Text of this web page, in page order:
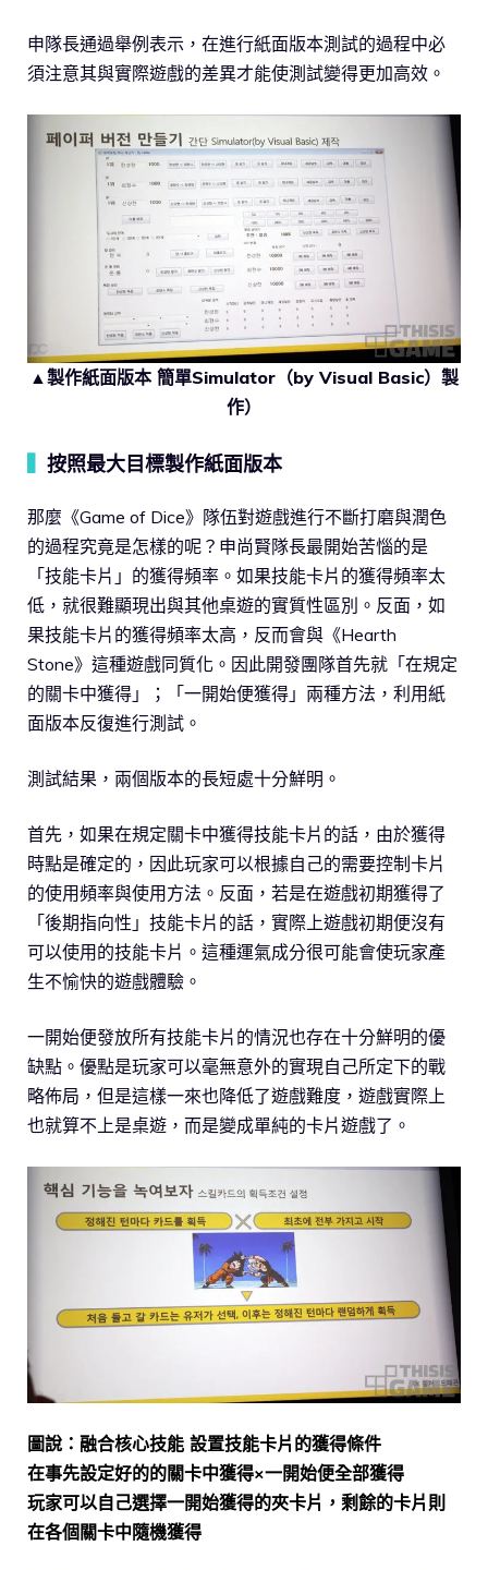
申隊長通過舉例表示，在進行紙面版本測試的過程中必
須注意其與實際遊戲的差異才能使測試變得更加高效。
▲製作紙面版本 簡單Simulator（by Visual Basic）製
作）
按照最大目標製作紙面版本
那麼《Game of Dice》隊伍對遊戲進行不斷打磨與潤色
的過程究竟是怎樣的呢？申尚賢隊長最開始苦惱的是
「技能卡片」的獲得頻率。如果技能卡片的獲得頻率太
低，就很難顯現出與其他桌遊的實質性區別。反面，如
果技能卡片的獲得頻率太高，反而會與《Hearth
Stone》這種遊戲同質化。因此開發團隊首先就「在規定
的關卡中獲得」；「一開始便獲得」兩種方法，利用紙
面版本反復進行測試。
測試結果，兩個版本的長短處十分鮮明。
首先，如果在規定關卡中獲得技能卡片的話，由於獲得
時點是確定的，因此玩家可以根據自己的需要控制卡片
的使用頻率與使用方法。反面，若是在遊戲初期獲得了
「後期指向性」技能卡片的話，實際上遊戲初期便沒有
可以使用的技能卡片。這種運氣成分很可能會使玩家產
生不愉快的遊戲體驗。
一開始便發放所有技能卡片的情況也存在十分鮮明的優
缺點。優點是玩家可以毫無意外的實現自己所定下的戰
略佈局，但是這樣一來也降低了遊戲難度，遊戲實際上
也就算不上是桌遊，而是變成單純的卡片遊戲了。
圖說：融合核心技能 設置技能卡片的獲得條件
在事先設定好的的關卡中獲得×一開始便全部獲得
玩家可以自己選擇一開始獲得的夾卡片，剩餘的卡片則
在各個關卡中隨機獲得